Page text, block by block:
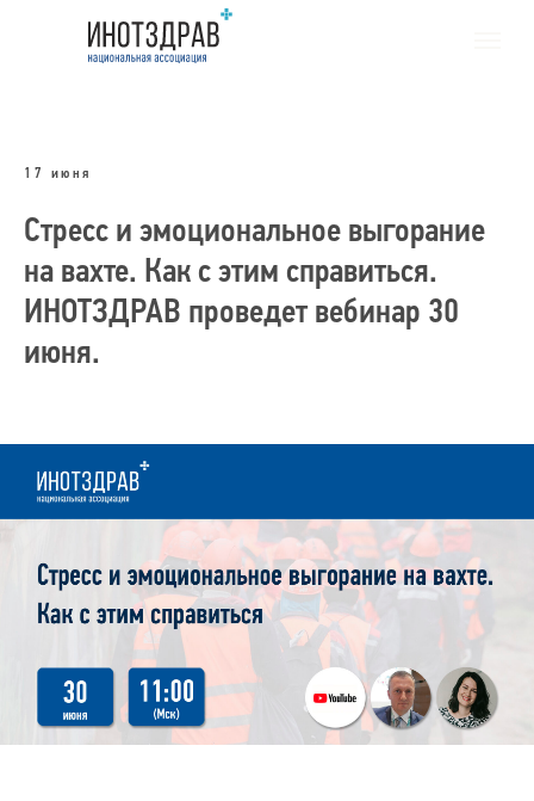
17 июня
Стресс и эмоциональное выгорание
на вахте. Как с этим справиться.
ИНОТЗДРАВ проведет вебинар 30
июня.